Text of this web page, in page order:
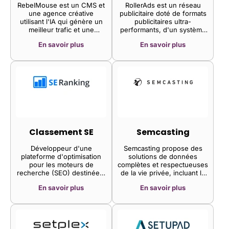
RebelMouse est un CMS et
une agence créative
utilisant l'IA qui génère un
meilleur trafic et une
à des performances
web.
En savoir plus
RollerAds est un réseau
publicitaire doté de formats
publicitaires ultra-
performants, d'un système
d'algorithmes d'optimisation
En savoir plus
Classement SE
Développeur d'une
plateforme d'optimisation
pour les moteurs de
recherche (SEO) destinée à
agences et les
et promouvoir leurs sites
La plateforme propose une
En savoir plus
Semcasting
Semcasting propose des
solutions de données
complètes et respectueuses
de la vie privée, incluant la
conception d'audience et
En savoir plus